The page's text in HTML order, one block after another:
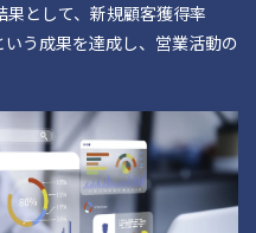
として、新規顧客獲得率
う成果を達成し、営業活動の